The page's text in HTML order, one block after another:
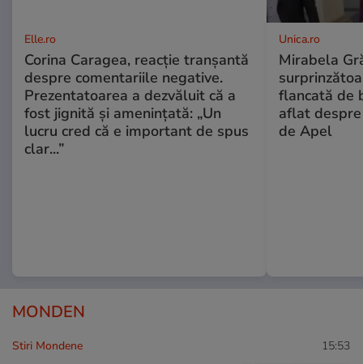
Elle.ro
Corina Caragea, reacție tranșantă
despre comentariile negative.
Prezentatoarea a dezvăluit că a
fost jignită și amenințată: „Un
lucru cred că e important de spus
clar...”
Unica.ro
Mirabela
flancată de
aflat
de Apel
MONDEN
Stiri Mondene 15:53